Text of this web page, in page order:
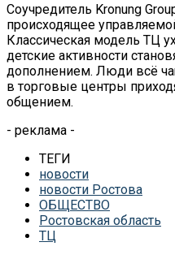
Соучредитель Kronung
происходящее
Классическая модель ТЦ
детские активности
дополнением. Люди всё
в торговые центры
общением.
- реклама -
ТЕГИ
новости
новости Ростова
ОБЩЕСТВО
Ростовская область
ТЦ